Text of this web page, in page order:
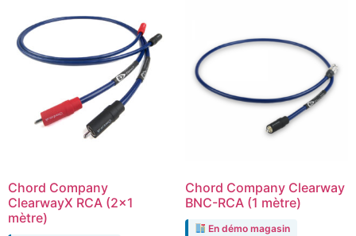
Chord Company
ClearwayX RCA (2×1
mètre)
Chord Company Clearway
BNC-RCA (1 mètre)
En démo magasin